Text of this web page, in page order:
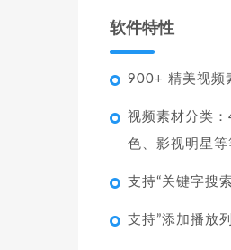
软件特性
900+ 精美视频
视频素材分类
色、影视明星等
支持“关键字搜
支持”添加播放